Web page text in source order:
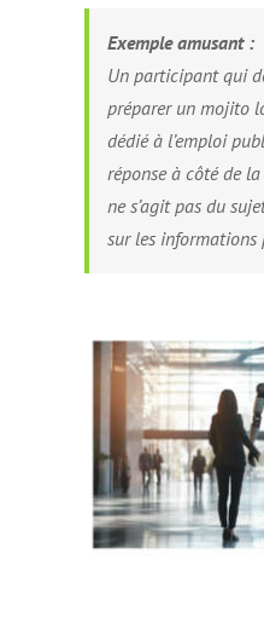
Exemple amusant :
Un participant qui
préparer un mojito
dédié à l’emploi
réponse à côté de la
ne s’agit pas du
sur les informations